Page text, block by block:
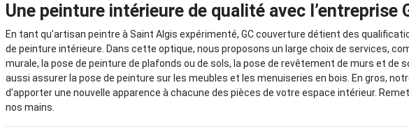
Une peinture intérieure de qualité avec l’entreprise
En tant qu’artisan peintre à Saint Algis expérimenté, GC couverture détient des
de peinture intérieure. Dans cette optique, nous proposons un large choix de services,
murale, la pose de peinture de plafonds ou de sols, la pose de revêtement de murs et de
aussi assurer la pose de peinture sur les meubles et les menuiseries en bois. En gros,
d’apporter une nouvelle apparence à chacune des pièces de votre espace intérieur.
nos mains.